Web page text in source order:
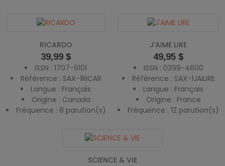
RICARDO
Prix
39,99 $
ISSN : 1707-9101
Référence : SAX-1RICAR
Langue : Français
Origine : Canada
Fréquence : 8 parution(s)
J'AIME LIRE
Prix
49,95 $
ISSN : 0399-4600
Référence : SAX-1JAILIRE
Langue : Français
Origine : France
Fréquence : 12 parution(s)
SCIENCE & VIE